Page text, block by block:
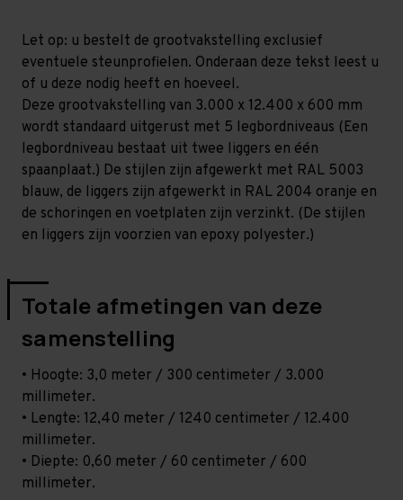
niveaus niveaus
Let op: u bestelt de grootvakstelling exclusief
eventuele steunprofielen. Onderaan deze tekst leest u
of u deze nodig heeft en hoeveel.
Deze grootvakstelling van 3.000 x 12.400 x 600 mm
wordt standaard uitgerust met 5 legbordniveaus (Een
legbordniveau bestaat uit twee liggers en één
spaanplaat.) De stijlen zijn afgewerkt met RAL 5003
blauw, de liggers zijn afgewerkt in RAL 2004 oranje en
de schoringen en voetplaten zijn verzinkt. (De stijlen
en liggers zijn voorzien van epoxy polyester.)
Totale afmetingen van deze
samenstelling
• Hoogte: 3,0 meter / 300 centimeter / 3.000
millimeter.
• Lengte: 12,40 meter / 1240 centimeter / 12.400
millimeter.
• Diepte: 0,60 meter / 60 centimeter / 600
millimeter.